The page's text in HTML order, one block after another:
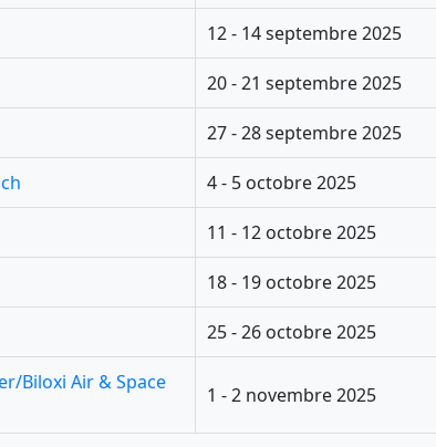
12 - 14 septembre 2025
20 - 21 septembre 2025
27 - 28 septembre 2025
4 - 5 octobre 2025
11 - 12 octobre 2025
18 - 19 octobre 2025
25 - 26 octobre 2025
Biloxi Air & Space
1 - 2 novembre 2025